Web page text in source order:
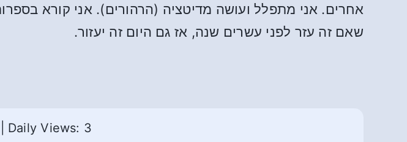
אחרים. אני מתפלל ועושה מדיטציה (הרהורים). אני קורא
שאם זה עזר לפני עשרים שנה, אז גם היום זה יעזור.
Daily Views: 3